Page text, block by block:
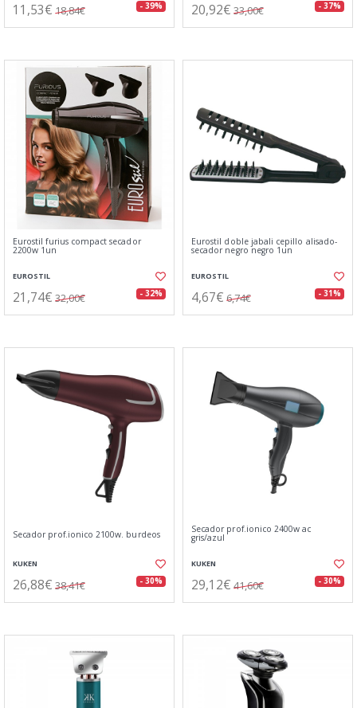
11,53€ 18,84€ - 39% 20,92€ 33,00€ - 37%
Eurostil furius compact secador
2200w 1un
EUROSTIL
21,74€ 32,00€ - 32%
Eurostil doble jabali cepillo alisado-
secador negro negro 1un
EUROSTIL
4,67€ 6,74€ - 31%
Secador prof.ionico 2100w. burdeos
KUKEN
26,88€ 38,41€ - 30%
Secador prof.ionico 2400w ac
gris/azul
KUKEN
29,12€ 41,60€ - 30%